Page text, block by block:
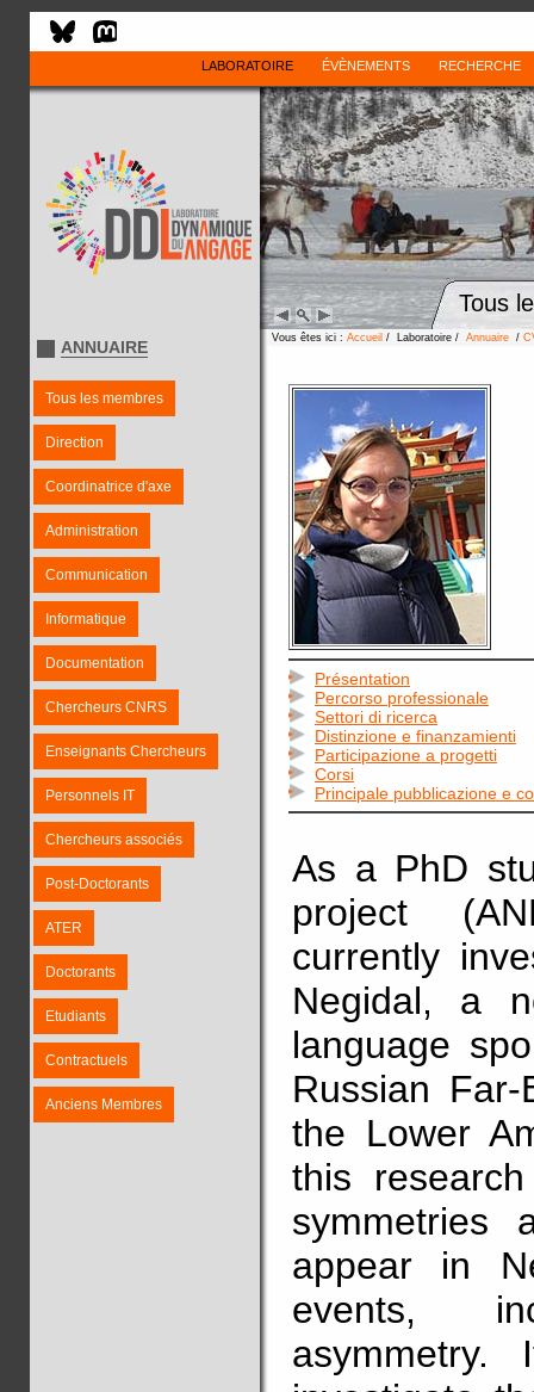
LABORATOIRE ÉVÈNEMENTS RECHERCHE
Tous
ANNUAIRE
Tous les membres
Direction
Coordinatrice d'axe
Administration
Communication
Informatique
Documentation
Chercheurs CNRS
Enseignants Chercheurs
Personnels IT
Chercheurs associés
Post-Doctorants
ATER
Doctorants
Etudiants
Contractuels
Anciens Membres
Vous êtes ici : Accueil / Laboratoire / Annuaire /
Présentation
Percorso professionale
Settori di ricerca
Distinzione e finanzamienti
Participazione a progetti
Corsi
Principale pubblicazione e
As a PhD
project
currently
Negidal, a
language
Russian
the Lower
this
symmetries
appear in
events,